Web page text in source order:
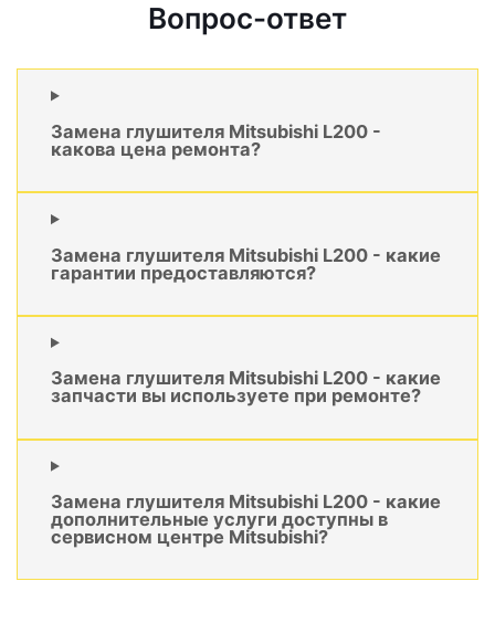
Вопрос-ответ
Замена глушителя Mitsubishi L200 -
какова цена ремонта?
Замена глушителя Mitsubishi L200 - какие
гарантии предоставляются?
Замена глушителя Mitsubishi L200 - какие
запчасти вы используете при ремонте?
Замена глушителя Mitsubishi L200 - какие
дополнительные услуги доступны в
сервисном центре Mitsubishi?